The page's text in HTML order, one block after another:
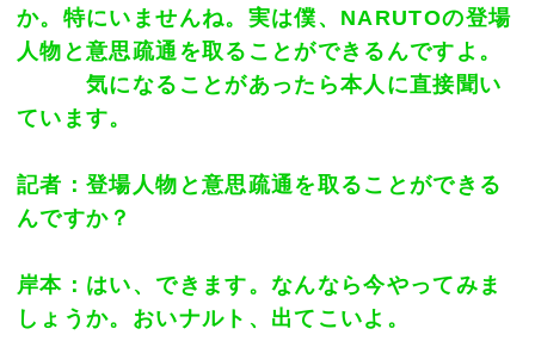
か。特にいませんね。実は僕、NARUTOの登場
人物と意思疏通を取ることができるんですよ。
気になることがあったら本人に直接聞い
ています。
記者：登場人物と意思疏通を取ることができる
んですか？
岸本：はい、できます。なんなら今やってみま
しょうか。おいナルト、出てこいよ。